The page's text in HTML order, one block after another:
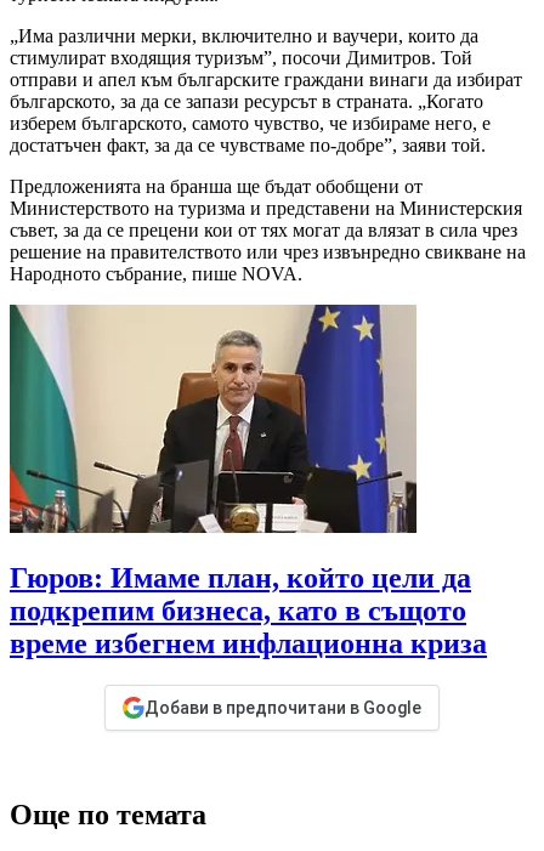
„Има различни мерки, включително и ваучери, които да
стимулират входящия туризъм”, посочи Димитров. Той
отправи и апел към българските граждани винаги да избират
българското, за да се запази ресурсът в страната. „Когато
изберем българското, самото чувство, че избираме него, е
достатъчен факт, за да се чувстваме по-добре”, заяви той.
Предложенията на бранша ще бъдат обобщени от
Министерството на туризма и представени на Министерския
съвет, за да се прецени кои от тях могат да влязат в сила чрез
решение на правителството или чрез извънредно свикване на
Народното събрание, пише NOVA.
Гюров: Имаме план, който цели да
подкрепим бизнеса, като в същото
време избегнем инфлационна криза
Добави в предпочитани в Google
Още по темата